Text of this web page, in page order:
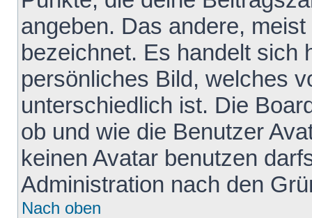
angeben. Das andere,
bezeichnet. Es handelt sich
persönliches Bild, welches
unterschiedlich ist. Die
ob und wie die Benutzer
keinen Avatar benutzen
Administration nach den
Nach oben